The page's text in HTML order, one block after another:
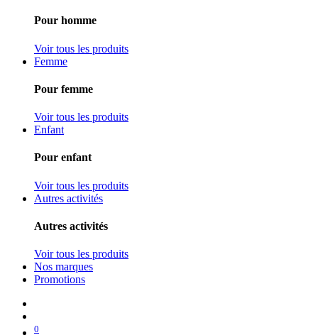
Pour homme
Voir tous les produits
Femme
Pour femme
Voir tous les produits
Enfant
Pour enfant
Voir tous les produits
Autres activités
Autres activités
Voir tous les produits
Nos marques
Promotions
0